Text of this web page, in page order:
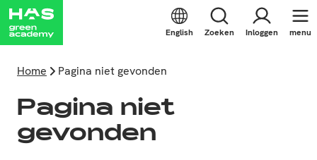
English Zoeken Inloggen menu
Home Pagina niet gevonden
Pagina niet
gevonden